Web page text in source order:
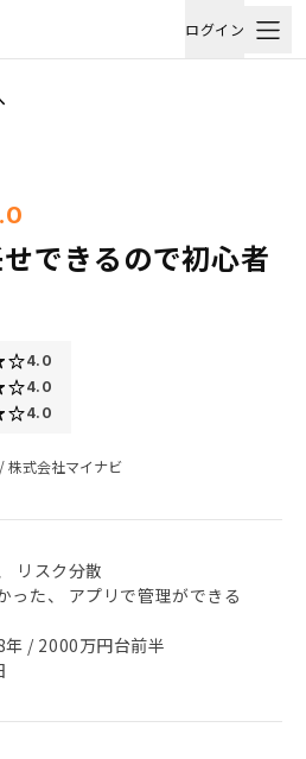
ログイン
できるので初心者
4.0
4.0
4.0
/株式会社マイナビ
リスク分散
った、 アプリで管理ができる
/ 2000万円台前半